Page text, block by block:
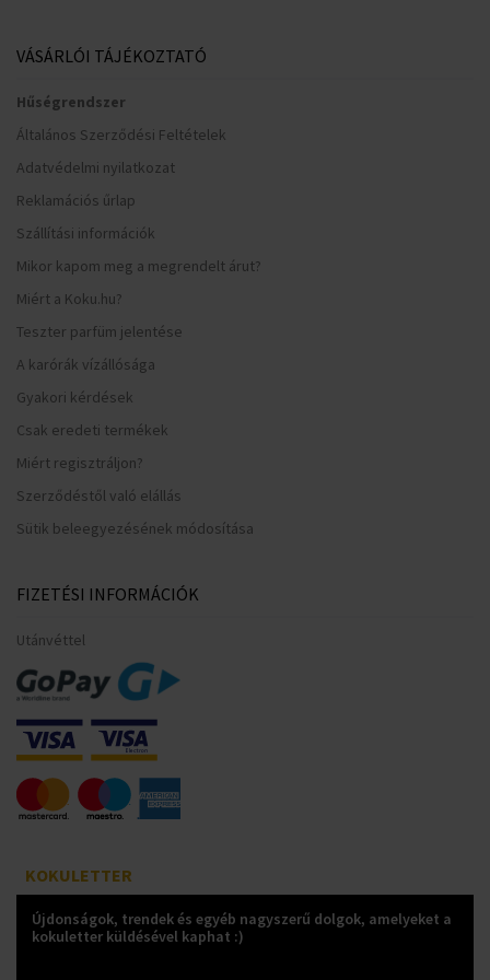
VÁSÁRLÓI TÁJÉKOZTATÓ
Hűségrendszer
Általános Szerződési Feltételek
Adatvédelmi nyilatkozat
Reklamációs űrlap
Szállítási információk
Mikor kapom meg a megrendelt árut?
Miért a Koku.hu?
Teszter parfüm jelentése
A karórák vízállósága
Gyakori kérdések
Csak eredeti termékek
Miért regisztráljon?
Szerződéstől való elállás
Sütik beleegyezésének módosítása
FIZETÉSI INFORMÁCIÓK
Utánvéttel
KOKULETTER
Újdonságok, trendek és egyéb nagyszerű dolgok, amelyeket a
kokuletter küldésével kaphat :)